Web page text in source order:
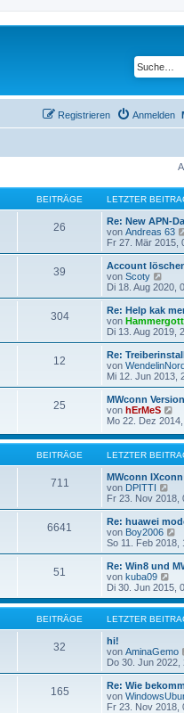
Anmelden
Registrieren
BEITRÄGE LETZTER
26
Re: New APN-
von Andreas 63
Fr 27. Mär 2015,
39
Account
von Scoty
e
u
e
s
t
B
e
i
r
a
g
Di 18. Aug 2020,
304
Re: Help kak
von Hammergott
Di 13. Aug 2019,
12
Re:
von
Mi 12. Jun 2013,
25
MWconn
von hErMeS
e
e
s
e
r
B
e
t
r
a
g
Mo 22. Dez
BEITRÄGE LETZTER
711
MWconn
von DPITTI
e
u
e
s
t
r
B
e
i
t
r
a
Fr 23. Nov 2018,
6641
Re: huawei
von Boy2006
e
u
e
r
B
e
t
r
a
So 11. Feb 2018,
51
Re: Win8 und
von kuba09
e
u
e
s
t
r
B
e
i
t
r
Di 30. Jun 2015,
BEITRÄGE LETZTER
32
hi!
von AminaGemo
Do 30. Jun 2022,
165
Re: Wie
von
Fr 23. Nov 2018,